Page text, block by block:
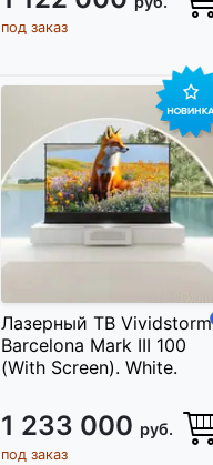
под заказ
Лазерный ТВ Vividstorm
Barcelona Mark III 100
(With Screen). White.
1 233 000 руб.
под заказ